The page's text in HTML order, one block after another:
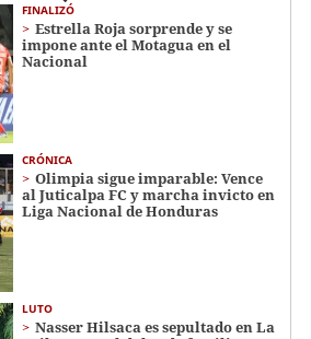
FINALIZÓ
Estrella Roja sorprende y se
impone ante el Motagua en el
Nacional
CRÓNICA
Olimpia sigue imparable: Vence
al Juticalpa FC y marcha invicto en
Liga Nacional de Honduras
LUTO
Nasser Hilsaca es sepultado en La